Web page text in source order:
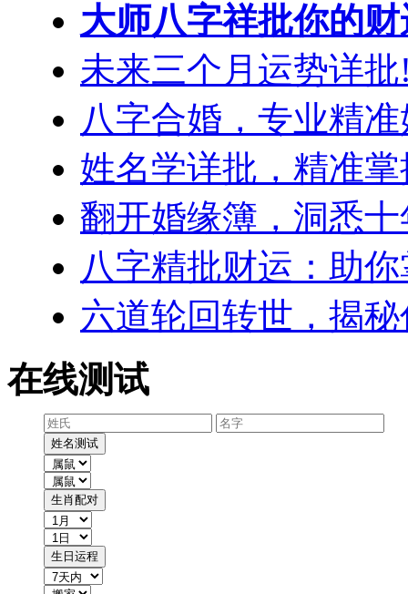
大师八字祥批你的
未来三个月运势详
八字合婚，专业精
姓名学详批，精准
翻开婚缘簿，洞悉
八字精批财运：助
六道轮回转世，揭
在线测试